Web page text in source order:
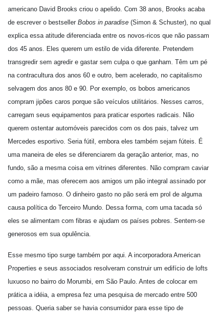
americano David Brooks criou o apelido. Com 38 anos, Brooks acaba
de escrever o bestseller Bobos in paradise (Simon & Schuster), no qual
explica essa atitude diferenciada entre os novos-ricos que não passam
dos 45 anos. Eles querem um estilo de vida diferente. Pretendem
transgredir sem agredir e gastar sem culpa o que ganham. Têm um pé
na contracultura dos anos 60 e outro, bem acelerado, no capitalismo
selvagem dos anos 80 e 90. Por exemplo, os bobos americanos
compram jipões caros porque são veículos utilitários. Nesses carros,
carregam seus equipamentos para praticar esportes radicais. Não
querem ostentar automóveis parecidos com os dos pais, talvez um
Mercedes esportivo. Seria fútil, embora eles também sejam fúteis. É
uma maneira de eles se diferenciarem da geração anterior, mas, no
fundo, são a mesma coisa em vitrines diferentes. Não compram caviar
como a mãe, mas oferecem aos amigos um pão integral assinado por
um padeiro famoso. O dinheiro gasto no pão será em prol de alguma
causa política do Terceiro Mundo. Dessa forma, com uma tacada só
eles se alimentam com fibras e ajudam os países pobres. Sentem-se
generosos em sua opulência.
Esse mesmo tipo surge também por aqui. A incorporadora American
Properties e seus associados resolveram construir um edifício de lofts
luxuoso no bairro do Morumbi, em São Paulo. Antes de colocar em
prática a idéia, a empresa fez uma pesquisa de mercado entre 500
pessoas. Queria saber se havia consumidor para esse tipo de